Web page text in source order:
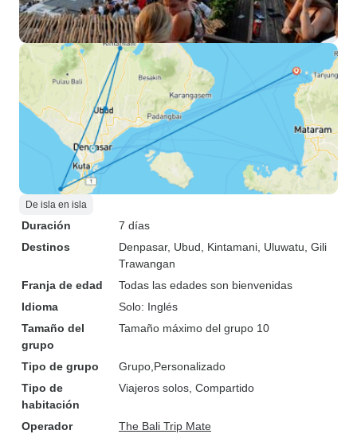
De isla en isla
Duración
7 días
Destinos
Denpasar, Ubud , Kintamani , Uluwatu , Gili
Trawangan
Franja de edad
Todas las edades son bienvenidas
Idioma
Solo: Inglés
Tamaño del
grupo
Tamaño máximo del grupo 10
Tipo de grupo Grupo Personalizado
Tipo de
habitación
Viajeros solos, Compartido
Operador
The Bali Trip Mate